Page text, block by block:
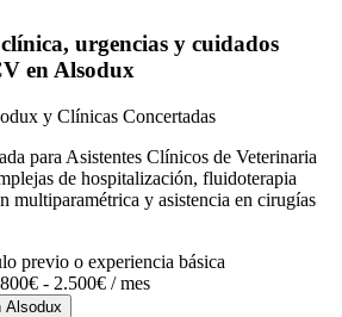
urgencias y cuidados
en Alsodux
y Clínicas Concertadas
para Asistentes Clínicos de Veterinaria
de hospitalización, fluidoterapia
multiparamétrica y asistencia en cirugías
previo o experiencia básica
- 2.500€ / mes
Alsodux